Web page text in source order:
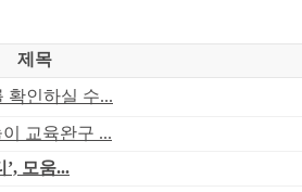
제목
확인하실 수...
교육완구 ...
모움...